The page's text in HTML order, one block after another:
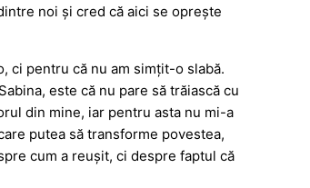
noi și cred că aici se oprește
ci pentru că nu am simțit-o slabă.
este că nu pare să trăiască cu
din mine, iar pentru asta nu mi-a
putea să transforme povestea,
cum a reușit, ci despre faptul că